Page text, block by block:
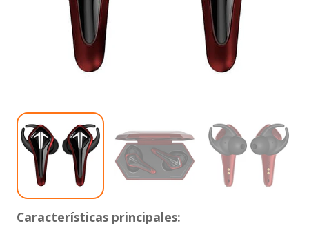
Características principales: